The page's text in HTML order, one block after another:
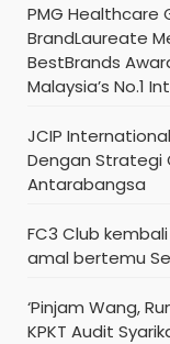
PMG Healthcare
BrandLaureate
BestBrands
Malaysia’s No.1
JCIP
Dengan Strategi
Antarabangsa
FC3 Club
amal bertemu
‘Pinjam Wang,
KPKT Audit